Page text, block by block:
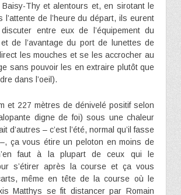
Thy et alentours et, en sirotant le
l’attente de l’heure du départ, ils eurent
entre eux de l’équipement du
de l’avantage du port de lunettes de
les mouches et se les accrocher au
sans pouvoir les en extraire plutôt que
dans l’oeil).
et 227 mètres de dénivelé positif selon
digne de foi) sous une chaleur
d’autres – c’est l’été, normal qu’il fasse
ça vous étire un peloton en moins de
faut à la plupart de ceux qui le
s’étirer après la course et ça vous
même en tête de la course où le
Matthys se fit distancer par Romain